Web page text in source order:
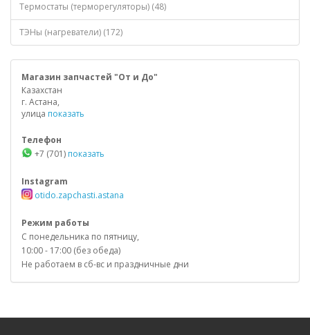
Термостаты (терморегуляторы) (48)
ТЭНы (нагреватели) (172)
Магазин запчастей "От и До"
Казахстан
г. Астана,
улица показать
Телефон
+7 (701) показать
Instagram
otido.zapchasti.astana
Режим работы
С понедельника по пятницу,
10:00 - 17:00 (без обеда)
Не работаем в сб-вс и праздничные дни